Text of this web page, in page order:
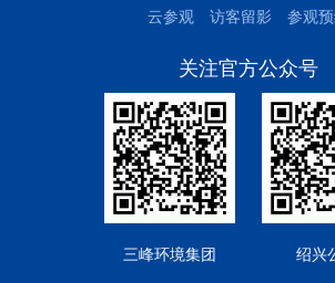
云参观 访客留影 参观
关注官方公众号
三峰环境集团 绍兴